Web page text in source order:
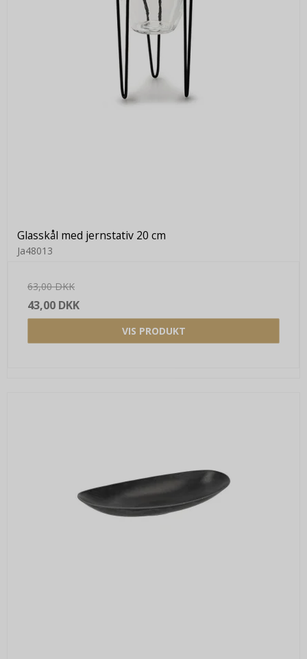
Glasskål med jernstativ 20 cm
Ja48013
63,00 DKK
43,00 DKK
VIS PRODUKT